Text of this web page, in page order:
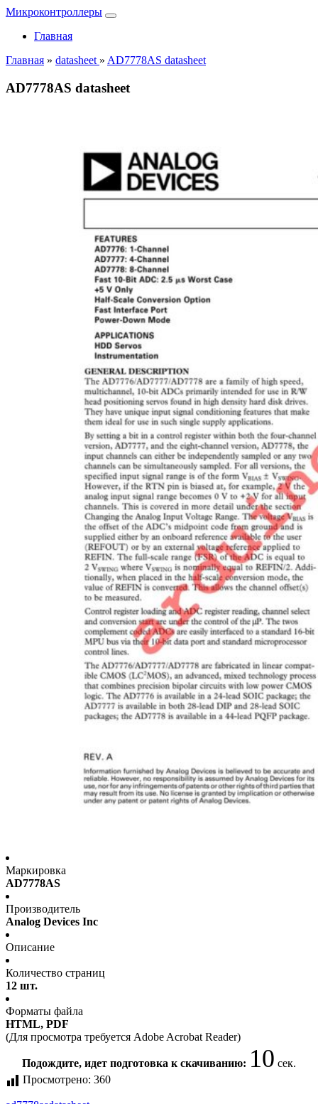
Микроконтроллеры
Главная
Главная » datasheet » AD7778AS datasheet
AD7778AS datasheet
Маркировка
AD7778AS
Производитель
Analog Devices Inc
Описание
Количество страниц
12 шт.
Форматы файла
HTML, PDF
(Для просмотра требуется Adobe Acrobat Reader)
Подождите, идет подготовка к скачиванию: 10 сек.
Просмотрено: 360